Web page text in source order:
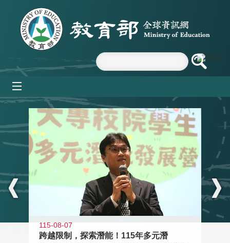
跳到主要內容區塊
:::
115-08-07
跨越限制，探索潛能！115年多元潛